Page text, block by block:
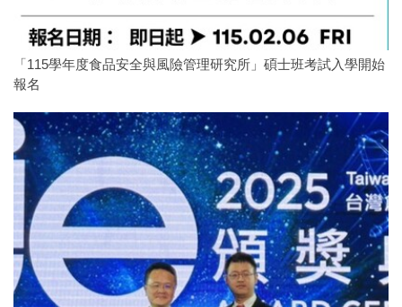
「115學年度食品安全與風險管理研究所」碩士班考試入學開始
報名